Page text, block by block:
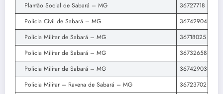
Plantão Social de Sabará – MG
36727718
Policia Civil de Sabará – MG
36742904
Policia Militar de Sabará – MG
36718025
Policia Militar de Sabará – MG
36732658
Policia Militar de Sabará – MG
36742903
Policia Militar – Ravena de Sabará – MG
36723702